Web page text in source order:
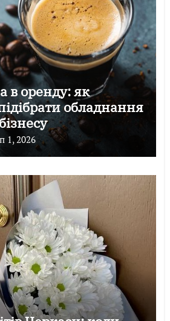
в оренду: як
обладнання
1, 2026